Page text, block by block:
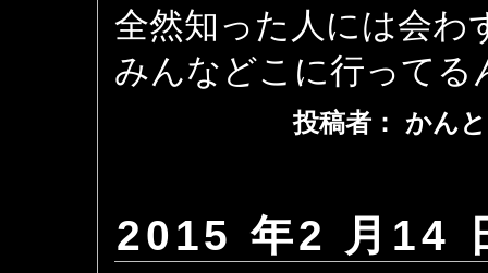
全然知った人には会わ
みんなどこに行ってる
投稿者： かん
2015 年2 月14